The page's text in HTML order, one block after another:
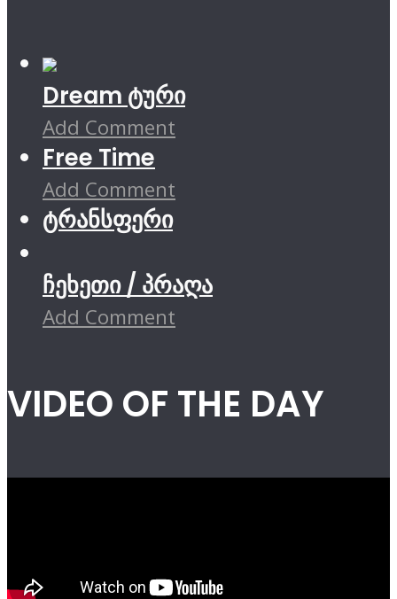
Dream ტური
Add Comment
Free Time
Add Comment
ტრანსფერი
ჩეხეთი / პრაღა
Add Comment
VIDEO OF THE DAY